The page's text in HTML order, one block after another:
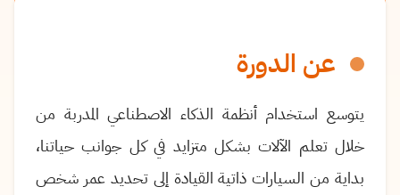
عن الدورة
يتوسع استخدام أنظمة الذكاء الاصطناعي المدربة من
خلال تعلم الآلات بشكل متزايد في كل جوانب حياتنا،
بداية من السيارات ذاتية القيادة إلى تحديد عمر شخص